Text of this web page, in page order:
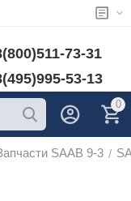
73-31
53-13
0
SAAB 9-3 /